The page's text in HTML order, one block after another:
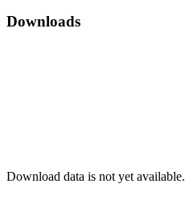
Downloads
Download data is not yet available.